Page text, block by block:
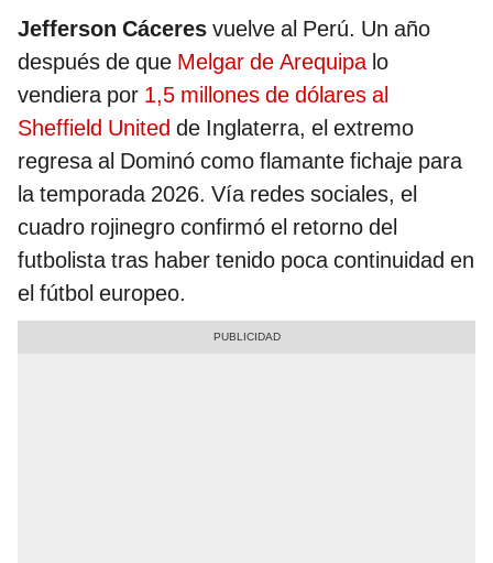
Jefferson Cáceres vuelve al Perú. Un año
después de que Melgar de Arequipalo
vendiera por 1,5 millones de dólares al
Sheffield United de Inglaterra, el extremo
regresa al Dominó como flamante fichaje para
la temporada 2026. Vía redes sociales, el
cuadro rojinegro confirmó el retorno del
futbolista tras haber tenido poca continuidad en
el fútbol europeo.